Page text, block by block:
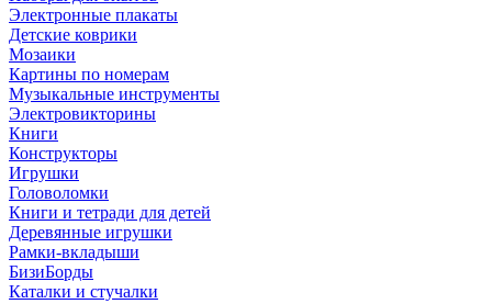
Электронные плакаты
Детские коврики
Мозаики
Картины по номерам
Музыкальные инструменты
Электровикторины
Книги
Конструкторы
Игрушки
Головоломки
Книги и тетради для детей
Деревянные игрушки
Рамки-вкладыши
БизиБорды
Каталки и стучалки